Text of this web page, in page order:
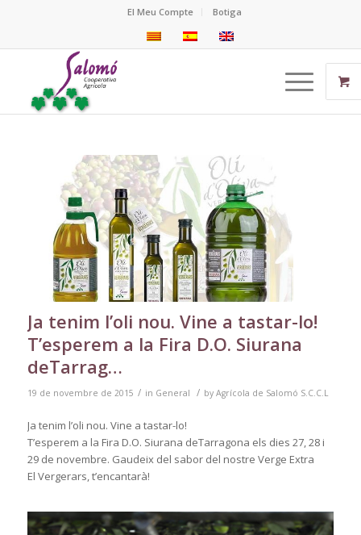
El Meu Compte Botiga
Ja tenim l’oli nou. Vine a tastar-lo!
T’esperem a la Fira D.O. Siurana
deTarrag…
19 de novembre de 2015 / in General / by Agrícola de Salomó S.C.C.L
Ja tenim l’oli nou. Vine a tastar-lo!
T’esperem a la Fira D.O. Siurana deTarragona els dies 27, 28 i
29 de novembre. Gaudeix del sabor del nostre Verge Extra
El Vergerars, t’encantarà!